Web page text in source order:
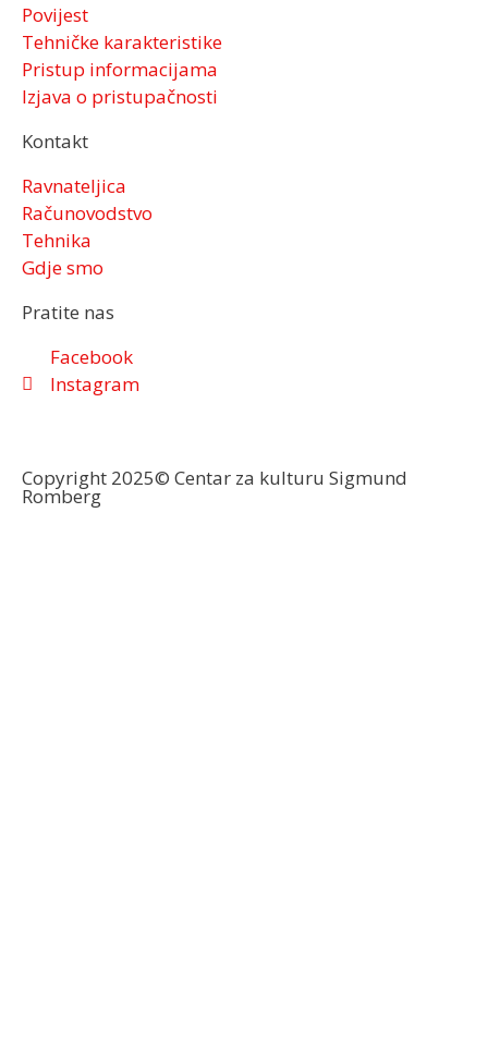
Povijest
Tehničke karakteristike
Pristup informacijama
Izjava o pristupačnosti
Kontakt
Ravnateljica
Računovodstvo
Tehnika
Gdje smo
Pratite nas
Facebook
Instagram
Copyright 2025© Centar za kulturu Sigmund
Romberg